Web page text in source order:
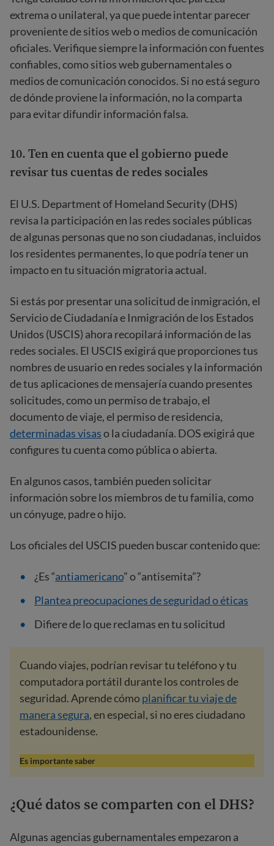
extrema o unilateral, ya que puede intentar parecer
proveniente de sitios web o medios de comunicación
oficiales. Verifique siempre la información con fuentes
confiables, como sitios web gubernamentales o
medios de comunicación conocidos. Si no está seguro
de dónde proviene la información, no la comparta
para evitar difundir información falsa.
10. Ten en cuenta que el gobierno puede
revisar tus cuentas de redes sociales
El U.S. Department of Homeland Security (DHS)
revisa la participación en las redes sociales públicas
de algunas personas que no son ciudadanas, incluidos
los residentes permanentes, lo que podría tener un
impacto en tu situación migratoria actual.
Si estás por presentar una solicitud de inmigración, el
Servicio de Ciudadanía e Inmigración de los Estados
Unidos (USCIS) ahora recopilará información de las
redes sociales. El USCIS exigirá que proporciones tus
nombres de usuario en redes sociales y la información
de tus aplicaciones de mensajería cuando presentes
solicitudes, como un permiso de trabajo, el
documento de viaje, el permiso de residencia,
determinadas visaso la ciudadanía. DOS exigirá que
configures tu cuenta como pública o abierta.
En algunos casos, también pueden solicitar
información sobre los miembros de tu familia, como
un cónyuge, padre o hijo.
Los oficiales del USCIS pueden buscar contenido que:
¿Es “antiamericano” o “antisemita”?
Plantea preocupaciones de seguridad o éticas
Difiere de lo que reclamas en tu solicitud
Cuando viajes, podrían revisar tu teléfono y tu
computadora portátil durante los controles de
seguridad. Aprende cómoplanificar tu viaje de
manera segura, en especial, si no eres ciudadano
estadounidense.
Es importante saber
¿Qué datos se comparten con el DHS?
Algunas agencias gubernamentales empezaron a